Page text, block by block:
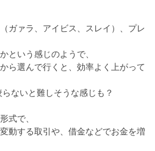
ァラ、アイビス、スレイ）、プレ
いう感じのようで、
選んで行くと、効率よく上がって
いと難しそうな感じも？
で、
する取引や、借金などでお金を増